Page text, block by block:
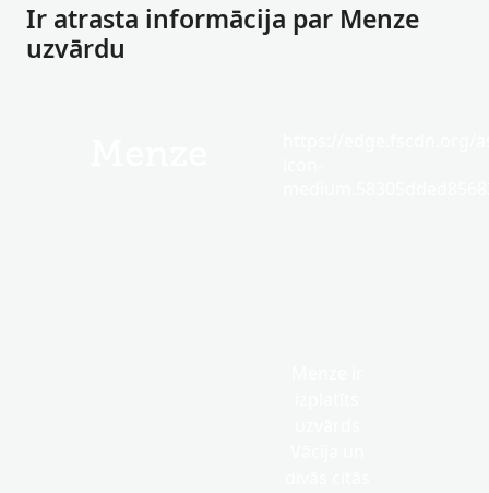
Ir atrasta informācija par Menze
uzvārdu